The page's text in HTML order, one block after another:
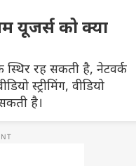
को क्या
स्थिर रह सकती है, नेटवर्क
स्ट्रीमिंग, वीडियो
है।